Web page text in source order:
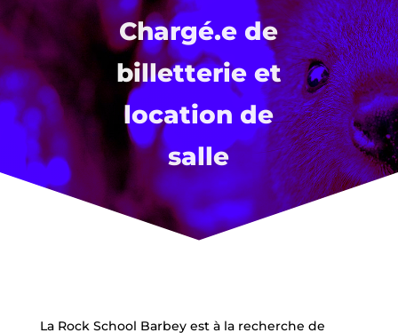
Chargé.e de
billetterie et
location de
salle
La Rock School Barbey est à la recherche de